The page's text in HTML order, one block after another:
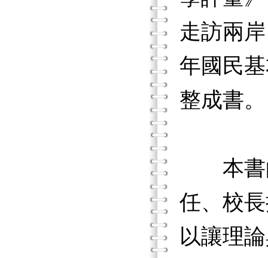
走訪兩
年國民
整成書。
本書的
任、校
以讓理